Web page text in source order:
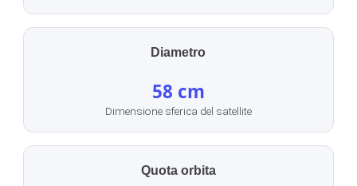
Diametro
58 cm
Dimensione sferica del satellite
Quota orbita